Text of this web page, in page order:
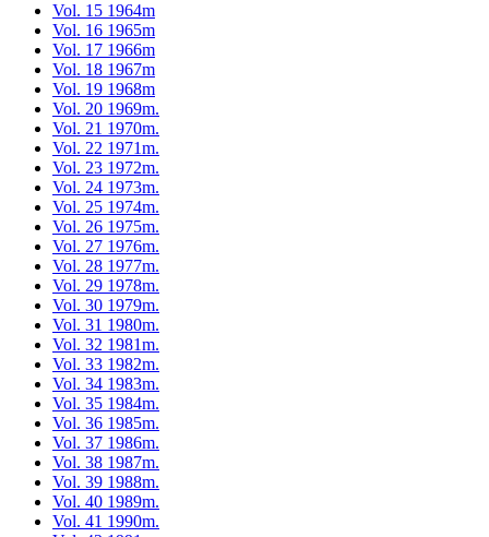
Vol. 15 1964m
Vol. 16 1965m
Vol. 17 1966m
Vol. 18 1967m
Vol. 19 1968m
Vol. 20 1969m.
Vol. 21 1970m.
Vol. 22 1971m.
Vol. 23 1972m.
Vol. 24 1973m.
Vol. 25 1974m.
Vol. 26 1975m.
Vol. 27 1976m.
Vol. 28 1977m.
Vol. 29 1978m.
Vol. 30 1979m.
Vol. 31 1980m.
Vol. 32 1981m.
Vol. 33 1982m.
Vol. 34 1983m.
Vol. 35 1984m.
Vol. 36 1985m.
Vol. 37 1986m.
Vol. 38 1987m.
Vol. 39 1988m.
Vol. 40 1989m.
Vol. 41 1990m.